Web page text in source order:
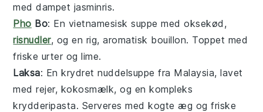
med dampet jasminris.
Pho Bo: En vietnamesisksuppe medoksekød ,
risnudler, og en rig, aromatisk bouillon. Toppet med
friske urter oglime.
Laksa: En krydretnuddelsuppe fra Malaysia, lavet
medrejer, kokosmælk, og en kompleks
krydderipasta. Serveres med kogteæg og friske